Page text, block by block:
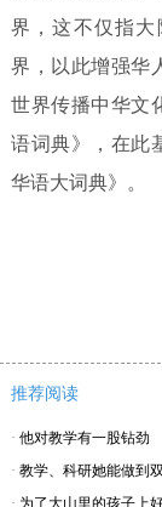
界，这不仅指
界，以此增强华
世界传播中华文
语词典》，在此
华语大词典》。
推荐阅读
· 他对教学有一股钻劲
· 教学、科研她能做到
· 为了大山里的孩子上